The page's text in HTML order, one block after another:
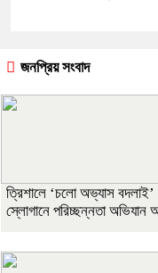
জনপ্রিয় সংবাদ
‎ত্রিশালে ‘চলো অভ্যাস বদলাই’
স্লোগানে পরিচ্ছন্নতা অভিযান